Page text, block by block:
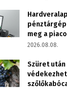
meg a
2026.08.08.
Szüret után